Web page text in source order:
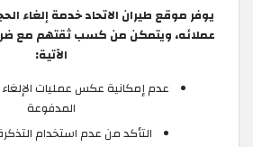
يوفر موقع طيران الاتحاد خدمة إلغاء
عملائه، ويتمكن من كسب ثقتهم مع
الآتية:
عدم إمكانية عكس عمليات الإلغاء
المدفوعة
التأكد من عدم استخدام